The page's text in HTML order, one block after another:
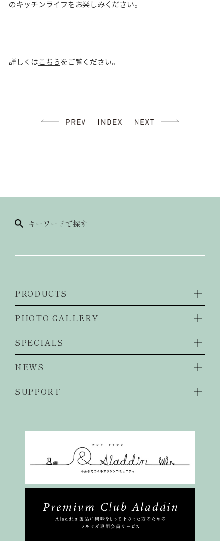
のキッチンライフをお楽しみください。
詳しくはこちらをご覧ください。
キーワードで探す
PRODUCTS
PHOTO GALLERY
SPECIALS
NEWS
SUPPORT